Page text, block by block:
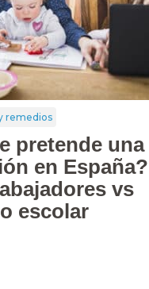
remedios
pretende una
en España?
vs
escolar